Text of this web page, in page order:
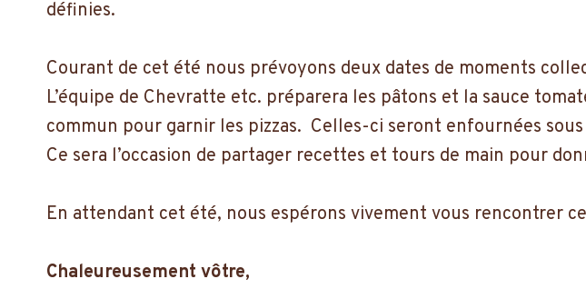
définies.
Courant de cet été nous prévoyons deux dates de moments
L’équipe de Chevratte etc. préparera les pâtons et la sauce
commun pour garnir les pizzas. Celles-ci seront enfournées
Ce sera l’occasion de partager recettes et tours de main pour
En attendant cet été, nous espérons vivement vous rencontrer
Chaleureusement vôtre,